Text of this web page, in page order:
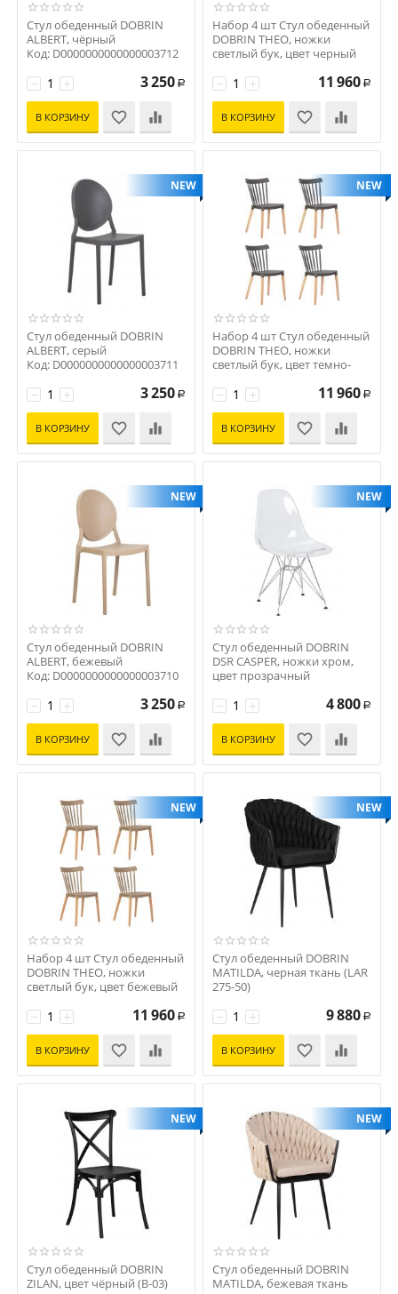
Стул обеденный DOBRIN
ALBERT, чёрный
Код: D0000000000000003712
+
− 3 250 Р
В КОРЗИНУ
Набор 4 шт Стул обеденный
DOBRIN THEO, ножки
светлый бук, цвет черный
Код: D0000000000000012427
+
− 11 960 Р
В КОРЗИНУ
NEW
Стул обеденный DOBRIN
ALBERT, серый
Код: D0000000000000003711
+
− 3 250 Р
В КОРЗИНУ
NEW
Набор 4 шт Стул обеденный
DOBRIN THEO, ножки
светлый бук, цвет темно-
Код: D0000000000000012426
+
− 11 960 Р
В КОРЗИНУ
NEW
Стул обеденный DOBRIN
ALBERT, бежевый
Код: D0000000000000003710
+
− 3 250 Р
В КОРЗИНУ
NEW
Стул обеденный DOBRIN
DSR CASPER, ножки хром,
цвет прозрачный
+
− 4 800 Р
В КОРЗИНУ
NEW
Набор 4 шт Стул обеденный
DOBRIN THEO, ножки
светлый бук, цвет бежевый
Код: D0000000000000012424
+
− 11 960 Р
В КОРЗИНУ
NEW
Стул обеденный DOBRIN
MATILDA, черная ткань (LAR
275-50)
+
− 9 880 Р
В КОРЗИНУ
NEW
Стул обеденный DOBRIN
ZILAN, цвет чёрный (B-03)
NEW
Стул обеденный DOBRIN
MATILDA, бежевая ткань